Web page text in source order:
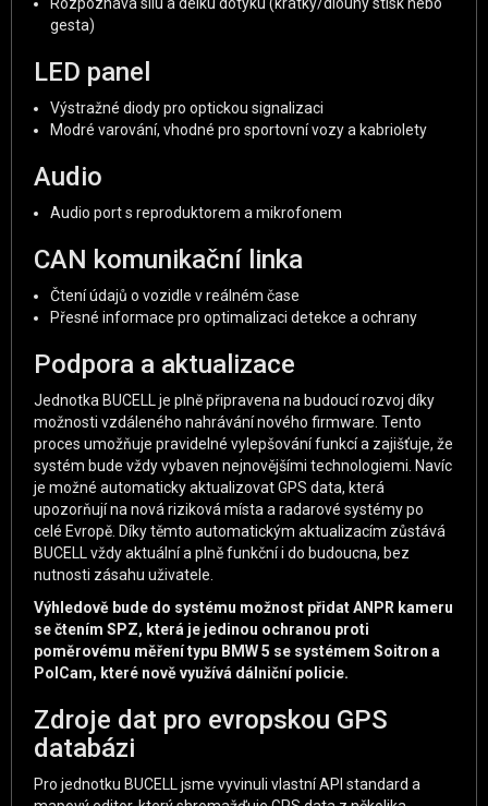
gesta)
LED panel
Výstražné diody pro optickou signalizaci
Modré varování, vhodné pro sportovní vozy a kabriolety
Audio
Audio port s reproduktorem a mikrofonem
CAN komunikační linka
Čtení údajů o vozidle v reálném čase
Přesné informace pro optimalizaci detekce a ochrany
Podpora a aktualizace
Jednotka BUCELL je plně připravena na budoucí rozvoj díky
možnosti vzdáleného nahrávání nového firmware. Tento
proces umožňuje pravidelné vylepšování funkcí a zajišťuje, že
systém bude vždy vybaven nejnovějšími technologiemi. Navíc
je možné automaticky aktualizovat GPS data, která
upozorňují na nová riziková místa a radarové systémy po
celé Evropě. Díky těmto automatickým aktualizacím zůstává
BUCELL vždy aktuální a plně funkční i do budoucna, bez
nutnosti zásahu uživatele.
Výhledově bude do systému možnost přidat ANPR kameru
se čtením SPZ, která je jedinou ochranou proti
poměrovému měření typu BMW 5 se systémem Soitron a
PolCam, které nově využívá dálniční policie.
Zdroje dat pro evropskou GPS
databázi
Pro jednotku BUCELL jsme vyvinuli vlastní API standard a